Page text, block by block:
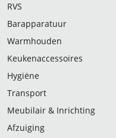
RVS
Barapparatuur
Warmhouden
Keukenaccessoires
Hygiëne
Transport
Meubilair & Inrichting
Afzuiging